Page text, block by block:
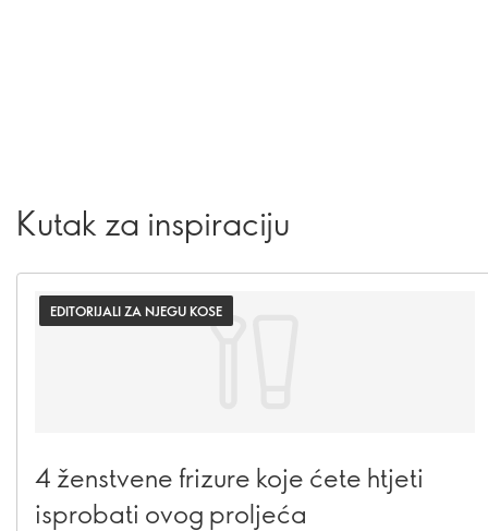
Kutak za inspiraciju
EDITORIJALI ZA NJEGU KOSE
4 ženstvene frizure koje ćete htjeti
isprobati ovog proljeća